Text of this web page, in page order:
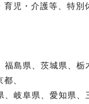
育児・介護等、特別
福島県、茨城県、栃
、
、岐阜県、愛知県、